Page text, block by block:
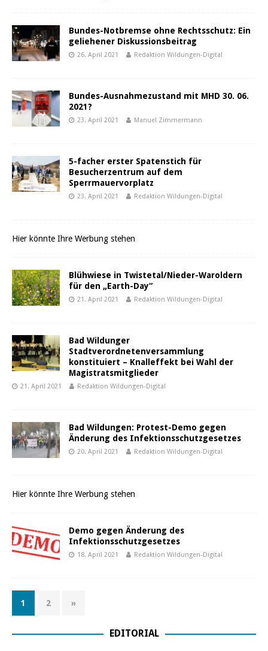
Bundes-Notbremse ohne Rechtsschutz: Ein
geliehener Diskussionsbeitrag
26. April 2021 Redaktion Wildungen-Digital
Bundes-Ausnahmezustand mit MHD 30. 06.
2021?
23. April 2021 Manuel Zimmermann
5-facher erster Spatenstich für
Besucherzentrum auf dem
Sperrmauervorplatz
23. April 2021 Redaktion Wildungen-Digital
Hier könnte Ihre Werbung stehen
Blühwiese in Twistetal/Nieder-Waroldern
für den „Earth-Day“
21. April 2021 Redaktion Wildungen-Digital
Bad Wildunger
Stadtverordnetenversammlung
konstituiert – Knalleffekt bei Wahl der
Magistratsmitglieder
21. April 2021 Redaktion Wildungen-Digital
Bad Wildungen: Protest-Demo gegen
Änderung des Infektionsschutzgesetzes
20. April 2021 Redaktion Wildungen-Digital
Hier könnte Ihre Werbung stehen
Demo gegen Änderung des
Infektionsschutzgesetzes
18. April 2021 Redaktion Wildungen-Digital
1 2 »
EDITORIAL